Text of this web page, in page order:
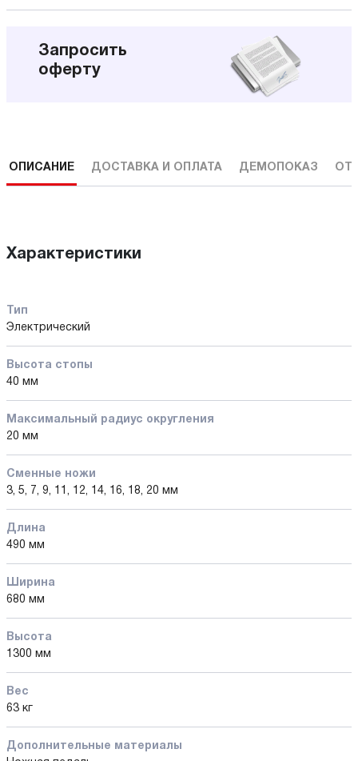
Запросить
оферту
ОПИСАНИЕ ДОСТАВКА И ОПЛАТА ДЕМОПОКАЗ
Характеристики
Тип
Электрический
Высота стопы
40 мм
Максимальный радиус округления
20 мм
Сменные ножи
3, 5, 7, 9, 11, 12, 14, 16, 18, 20 мм
Длина
490 мм
Ширина
680 мм
Высота
1300 мм
Вес
63 кг
Дополнительные материалы